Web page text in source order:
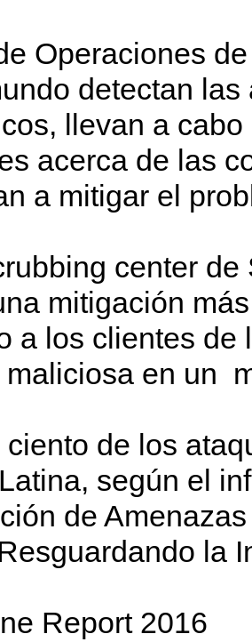
Operaciones
detectan
llevan a
acerca de las
a mitigar el
center
mitigación
a los clientes de
maliciosa en un
ciento de los
según el
de
la
Report 2016